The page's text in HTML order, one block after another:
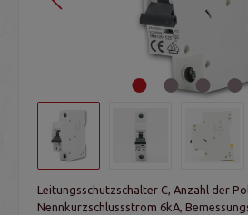
Leitungsschutzschalter C, Anzahl der
Nennkurzschlussstrom 6kA,